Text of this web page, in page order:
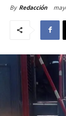
By Redacción